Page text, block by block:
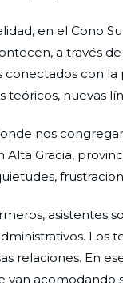
en el Cono
a través
conectados con
nuevas
nos
Alta Gracia,
asistentes
relaciones. En
van acomodando